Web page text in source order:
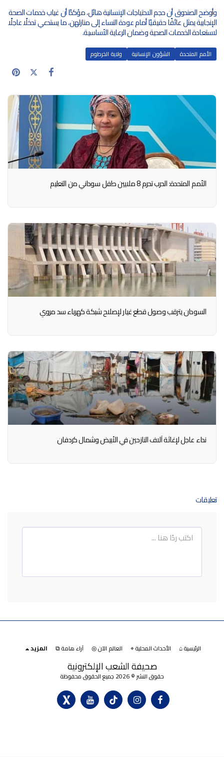
وأوضح الصندوق أن حجم الاحتياجات الإنسانية هائل، مؤكدًا أن غياب خدمات الصحة
الإنجابية يمثل عائقًا حقيقيًا أمام عودة النساء إلى منازلهن، ما يستدعي تدخلًا عاجلًا
لاستعادة الخدمات الصحية وضمان الرعاية الأساسية.
الأمم المتحدة الشؤون الإنسانية ولاية الخرطوم
الأمم المتحدة: الحرب تحرم 8 ملايين طفل سوداني من التعليم
السودان يترقب وصول قطع غيار لإصلاح شبكة كهرباء سد مروي
نداء عاجل لإغاثة آلاف النازحين في الأبيض وشمال كردفان
تعليقات
صحيفة الشعب الإلكترونية
حقوق النشر © 2026 جميع الحقوق محفوظة
الرئيسية ⌂ الأحداث المحلية ⌖ العالم الآن ◎ آراء هامة ⧉ المزيد